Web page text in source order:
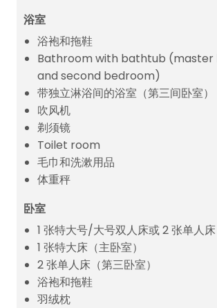
浴室
浴袍和拖鞋
Bathroom with bathtub (master
and second bedroom)
带独立淋浴间的浴室（第三间卧室）
吹风机
剃须镜
Toilet room
毛巾和洗漱用品
体重秤
卧室
1 张特大号/大号双人床或 2 张单人床
1 张特大床（主卧室）
2 张单人床（第三卧室）
浴袍和拖鞋
羽绒枕